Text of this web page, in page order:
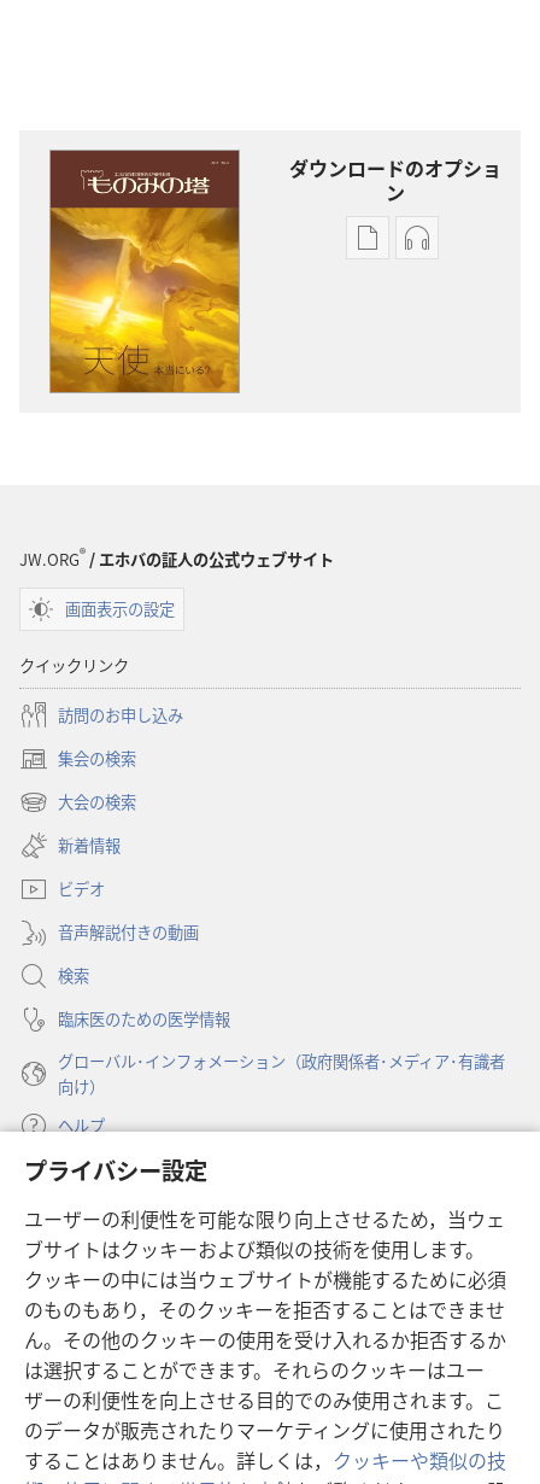
プライバシー設定
ユーザーの利便性を可能な限り向上させるため，当ウェ
ブサイトはクッキーおよび類似の技術を使用します。
クッキーの中には当ウェブサイトが機能するために必須
のものもあり，そのクッキーを拒否することはできませ
ん。その他のクッキーの使用を受け入れるか拒否するか
は選択することができます。それらのクッキーはユー
ザーの利便性を向上させる目的でのみ使用されます。こ
のデータが販売されたりマーケティングに使用されたり
することはありません。詳しくは， クッキーや類似の技
ダウンロードのオプショ
ン
出
オー
JW.ORG® / エホバの証人の公式ウェブサイト
画面表示の設定
クイックリンク
訪問のお申し込み
集会の検索
（新
し
タ
で
開
く）
大会の検索
（新
し
い
タ
ブ
で
開
く）
新着情報
ビデオ
音声解説付きの動画
検索
臨床医のための医学情報
グローバル･インフォメーション（政府関係者･メディア･有識者
向け）
ヘルプ
寄付
し
い
タ
ブ
で
開
く）
ものみの塔 オンライン・ライブラリー
（新
し
い
タ
ブ
で
開
く）
JW Hub ®
（新
し
い
タ
ブ
で
開
JW Library ®
Watchtower Library®